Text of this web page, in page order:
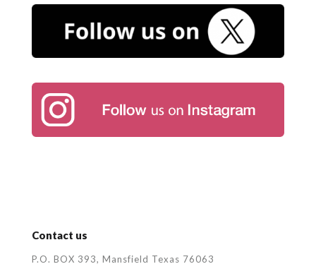
Contact us
P.O. BOX 393, Mansfield Texas 76063